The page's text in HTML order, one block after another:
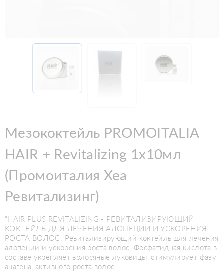
Мезококтейль PROMOITALIA
HAIR + Revitalizing 1х10мл
(Промоиталия Хеа
Ревитализинг)
"HAIR PLUS REVITALIZING - РЕВИТАЛИЗИРУЮЩИЙ
КОКТЕЙЛЬ ДЛЯ ЛЕЧЕНИЯ АЛОПЕЦИИ И УСКОРЕНИЯ
РОСТА ВОЛОС. Ревитализирующий коктейль для лечения
алопеции и ускорения роста волос. Фосфатидная кислота в
составе укрепляет волосяные луковицы, стимулирует фазу
анагена, активного роста волос.